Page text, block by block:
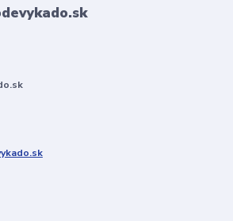
sme skvalitnili služby. Používaním tejto